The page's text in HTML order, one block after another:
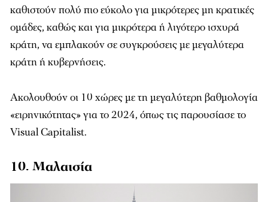
καθιστούν πολύ πιο εύκολο για μικρότερες μη κρατικές
ομάδες, καθώς και για μικρότερα ή λιγότερο ισχυρά
κράτη, να εμπλακούν σε συγκρούσεις με μεγαλύτερα
κράτη ή κυβερνήσεις.
Ακολουθούν οι 10 χώρες με τη μεγαλύτερη βαθμολογία
«ειρηνικότητας» για το 2024, όπως τις παρουσίασε το
Visual Capitalist.
10. Μαλαισία